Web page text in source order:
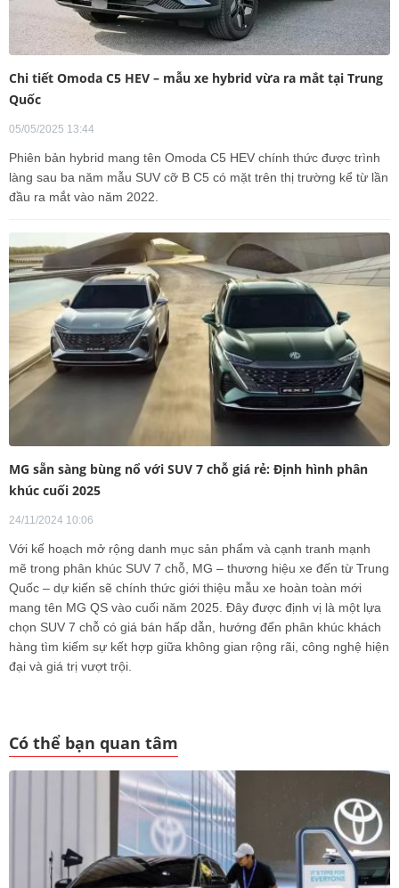
Chi tiết Omoda C5 HEV – mẫu xe hybrid vừa ra mắt tại Trung
Quốc
05/05/2025 13:44
Phiên bản hybrid mang tên Omoda C5 HEV chính thức được trình
làng sau ba năm mẫu SUV cỡ B C5 có mặt trên thị trường kể từ lần
đầu ra mắt vào năm 2022.
MG sẵn sàng bùng nổ với SUV 7 chỗ giá rẻ: Định hình phân
khúc cuối 2025
24/11/2024 10:06
Với kế hoạch mở rộng danh mục sản phẩm và cạnh tranh mạnh
mẽ trong phân khúc SUV 7 chỗ, MG – thương hiệu xe đến từ Trung
Quốc – dự kiến sẽ chính thức giới thiệu mẫu xe hoàn toàn mới
mang tên MG QS vào cuối năm 2025. Đây được định vị là một lựa
chọn SUV 7 chỗ có giá bán hấp dẫn, hướng đến phân khúc khách
hàng tìm kiếm sự kết hợp giữa không gian rộng rãi, công nghệ hiện
đại và giá trị vượt trội.
Có thể bạn quan tâm